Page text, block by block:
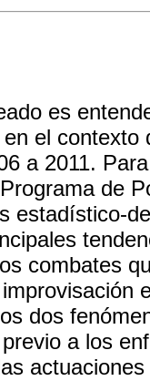
es
el contexto
a 2011.
de
estadístico-
combates
dos
a los